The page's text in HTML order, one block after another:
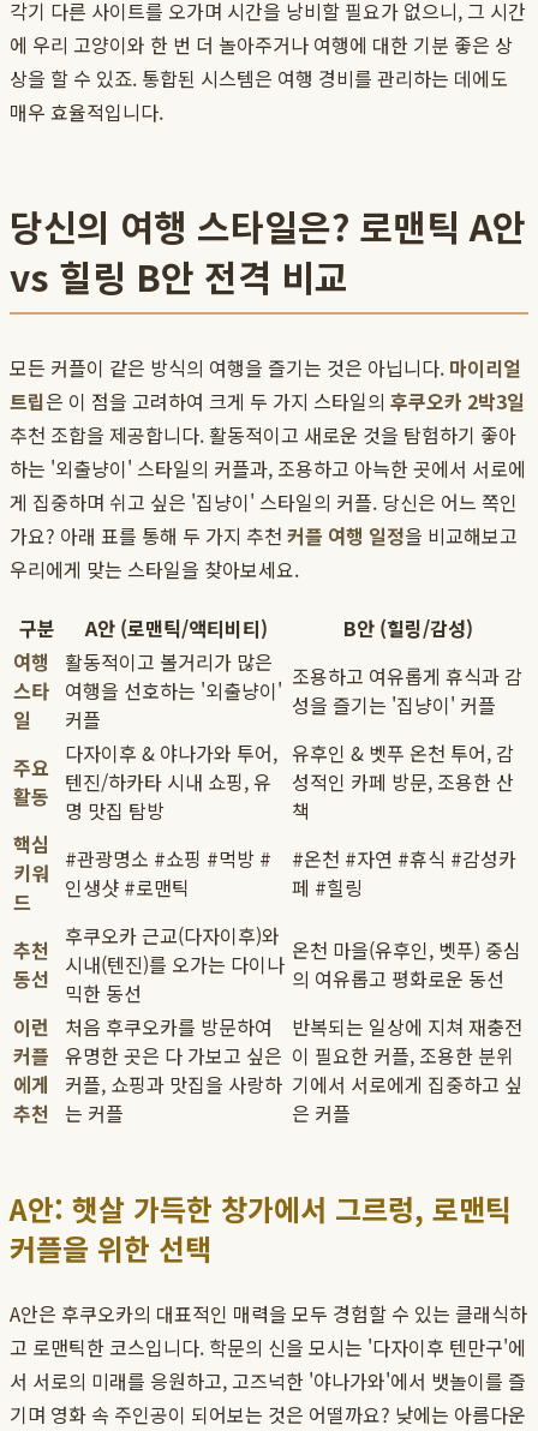
각기 다른 사이트를 오가며 시간을 낭비할 필요가 없으니, 그 시간
에 우리 고양이와 한 번 더 놀아주거나 여행에 대한 기분 좋은 상
상을 할 수 있죠. 통합된 시스템은 여행 경비를 관리하는 데에도
매우 효율적입니다.
당신의 여행 스타일은? 로맨틱 A안
vs 힐링 B안 전격 비교
모든 커플이 같은 방식의 여행을 즐기는 것은 아닙니다. 마이리얼
트립은 이 점을 고려하여 크게 두 가지 스타일의 후쿠오카 2박3일
추천 조합을 제공합니다. 활동적이고 새로운 것을 탐험하기 좋아
하는 '외출냥이' 스타일의 커플과, 조용하고 아늑한 곳에서 서로에
게 집중하며 쉬고 싶은 '집냥이' 스타일의 커플. 당신은 어느 쪽인
가요? 아래 표를 통해 두 가지 추천 커플 여행 일정을 비교해보고
우리에게 맞는 스타일을 찾아보세요.
구분 A안 (로맨틱/액티비티)
B안 (힐링/감성)
여행
스타
일
활동적이고 볼거리가 많은
여행을 선호하는 '외출냥이'
커플
조용하고 여유롭게 휴식과 감
성을 즐기는 '집냥이' 커플
주요
활동
다자이후 & 야나가와 투어,
텐진/하카타 시내 쇼핑, 유
명 맛집 탐방
유후인 & 벳푸 온천 투어, 감
성적인 카페 방문, 조용한 산
책
핵심
키워
드
#관광명소 #쇼핑 #먹방 #
인생샷 #로맨틱
#온천 #자연 #휴식 #감성카
페 #힐링
추천
동선
후쿠오카 근교(다자이후)와
시내(텐진)를 오가는 다이나
믹한 동선
온천 마을(유후인, 벳푸) 중심
의 여유롭고 평화로운 동선
이런
커플
에게
추천
처음 후쿠오카를 방문하여
유명한 곳은 다 가보고 싶은
커플, 쇼핑과 맛집을 사랑하
는 커플
반복되는 일상에 지쳐 재충전
이 필요한 커플, 조용한 분위
기에서 서로에게 집중하고 싶
은 커플
A안: 햇살 가득한 창가에서 그르렁, 로맨틱
커플을 위한 선택
A안은 후쿠오카의 대표적인 매력을 모두 경험할 수 있는 클래식하
고 로맨틱한 코스입니다. 학문의 신을 모시는 '다자이후 텐만구'에
서 서로의 미래를 응원하고, 고즈넉한 '야나가와'에서 뱃놀이를 즐
기며 영화 속 주인공이 되어보는 것은 어떨까요? 낮에는 아름다운